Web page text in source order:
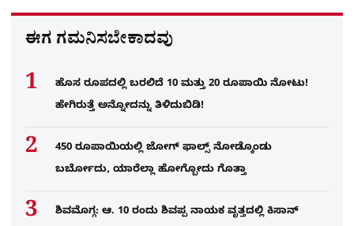
ಈಗ ಗಮನಿಸಬೇಕಾದವು
ಹೊಸ ರೂಪದಲ್ಲಿ ಬರಲಿದೆ 10 ಮತ್ತು 20 ರೂಪಾಯಿ ನೋಟು!
ಹೇಗಿರುತ್ತೆ ಅನ್ನೋದನ್ನು ತಿಳಿದುಬಿಡಿ!
450 ರೂಪಾಯಿಯಲ್ಲಿ ಜೋಗ್​ ಫಾಲ್ಸ್​ ನೋಡ್ಕೊಂಡು
ಬರ್ಬೋದು, ಯಾರೆಲ್ಲಾ ಹೋಗ್ಬೋದು ಗೊತ್ತಾ
ಶಿವಮೊಗ್ಗ: ಆ. 10 ರಂದು ಶಿವಪ್ಪ ನಾಯಕ ವೃತ್ತದಲ್ಲಿ ಕಿಸಾನ್